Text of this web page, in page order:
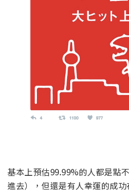
基本上預估99.99%的人都是點
進去），但還是有人幸運的成